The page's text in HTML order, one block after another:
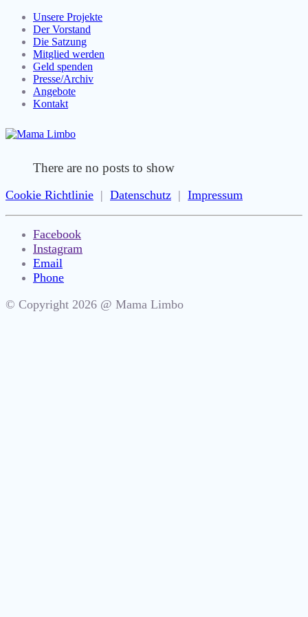
Unsere Projekte
Der Vorstand
Die Satzung
Mitglied werden
Geld spenden
Presse/Archiv
Angebote
Kontakt
There are no posts to show
Cookie Richtlinie | Datenschutz | Impressum
Facebook
Instagram
Email
Phone
© Copyright 2026 @ Mama Limbo